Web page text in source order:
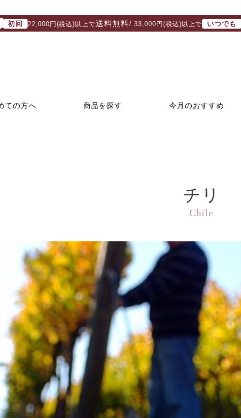
初回 22,000円(税込)以上で送料無料/ 33,000円(税込)以上で いつでも
ての方へ 商品を探す 今月のおすすめ
チリ
Chile